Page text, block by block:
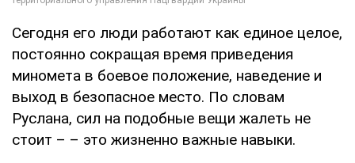
Сегодня его люди работают как единое целое,
постоянно сокращая время приведения
миномета в боевое положение, наведение и
выход в безопасное место. По словам
Руслана, сил на подобные вещи жалеть не
стоит – – это жизненно важные навыки.